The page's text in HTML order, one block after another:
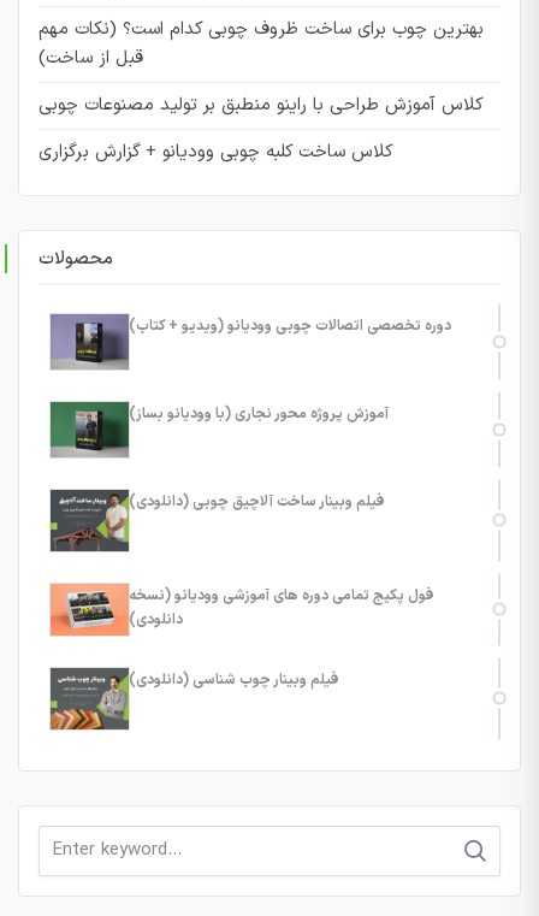
بهترین چوب برای ساخت ظروف چوبی کدام است؟ (نکات مهم
قبل از ساخت)
کلاس آموزش طراحی با راینو منطبق بر تولید مصنوعات چوبی
کلاس ساخت کلبه چوبی وودیانو + گزارش برگزاری
محصولات
دوره تخصصی اتصالات چوبی وودیانو (ویدیو + کتاب)
آموزش پروژه محور نجاری (با وودیانو بساز)
فیلم وبینار ساخت آلاچیق چوبی (دانلودی)
فول پکیج تمامی دوره های آموزشی وودیانو (نسخه
دانلودی)
فیلم وبینار چوب شناسی (دانلودی)
Search